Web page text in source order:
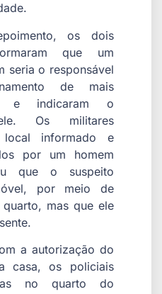
os dois
que um
seria o responsável
de mais
e indicaram o
Os militares
informado e
por um homem
que o suspeito
por meio de
mas que ele
a autorização do
casa, os policiais
no quarto do